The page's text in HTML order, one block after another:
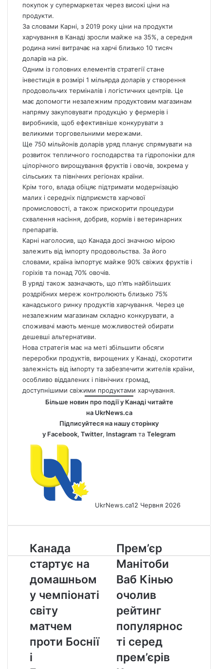
покупок у супермаркетах через високі ціни на
продукти.
За словами Карні, з 2019 року ціни на продукти
харчування в Канаді зросли майже на 35%, а середня
родина нині витрачає на харчі близько 10 тисяч
доларів на рік.
Одним із головних елементів стратегії стане
інвестиція в розмірі 1 мільярда доларів у створення
продовольчих терміналів і логістичних центрів. Це
має допомогти незалежним продуктовим магазинам
напряму закуповувати продукцію у фермерів і
виробників, щоб ефективніше конкурувати з
великими торговельними мережами.
Ще 750 мільйонів доларів уряд планує спрямувати на
розвиток тепличного господарства та гідропоніки для
цілорічного вирощування фруктів і овочів, зокрема у
сільських та північних регіонах країни.
Крім того, влада обіцяє підтримати модернізацію
малих і середніх підприємств харчової
промисловості, а також прискорити процедури
схвалення насіння, добрив, кормів і ветеринарних
препаратів.
Карні наголосив, що Канада досі значною мірою
залежить від імпорту продовольства. За його
словами, країна імпортує майже 90% свіжих фруктів і
горіхів та понад 70% овочів.
В уряді також зазначають, що п’ять найбільших
роздрібних мереж контролюють близько 75%
канадського ринку продуктів харчування. Через це
незалежним магазинам складно конкурувати, а
споживачі мають менше можливостей обирати
дешевші альтернативи.
Нова стратегія має на меті збільшити обсяги
переробки продуктів, вирощених у Канаді, скоротити
залежність від імпорту та забезпечити жителів країни,
особливо віддалених і північних громад,
доступнішими свіжими продуктами харчування.
Більше новин про події у Канаді читайте
на UkrNews.ca
Підписуйтеся на нашу сторінку
у Facebook, Twitter, Instagram та Telegram
UkrNews.ca12 Червня 2026
Канада
стартує
на
домашньому
чемпіонаті
світу
матчем
проти
Боснії
Герцеговини
Канада
стартує на
домашньом
у чемпіонаті
світу
матчем
проти Боснії
і
Прем’єр
Манітоби
Ваб
Кінью
очолив
рейтинг
популярності
серед
прем’єрів
Канади
Прем’єр
Манітоби
Ваб Кінью
очолив
рейтинг
популярнос
ті серед
прем’єрів